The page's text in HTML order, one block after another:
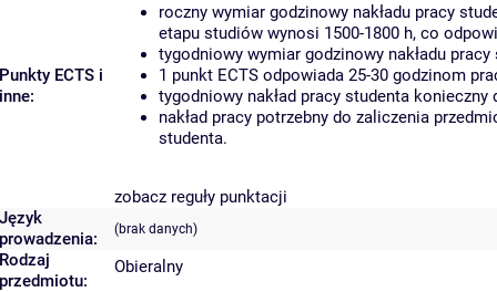
Punkty ECTS i
inne:
roczny wymiar godzinowy nakładu pracy
etapu studiów wynosi 1500-1800 h, co
tygodniowy wymiar godzinowy nakładu
1 punkt ECTS odpowiada 25-30 godzinom
tygodniowy nakład pracy studenta
nakład pracy potrzebny do zaliczenia
studenta.
zobacz reguły punktacji
Język
prowadzenia:
(brak danych)
Rodzaj
przedmiotu:
Obieralny